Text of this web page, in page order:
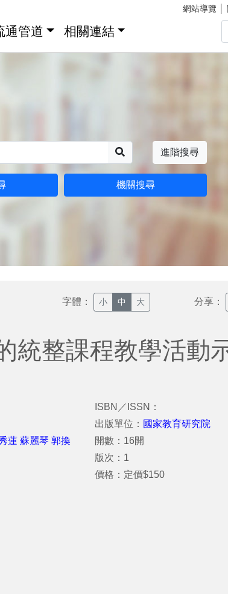
網站導覽
通管道 相關連結
進階搜尋
機關搜尋
字體： 小 中 大 分享：
統整課程教學活動
蓮 蘇麗琴 郭換
ISBN／ISSN：
出版單位： 國家教育研究院
開數：16開
版次：1
價格：定價$150